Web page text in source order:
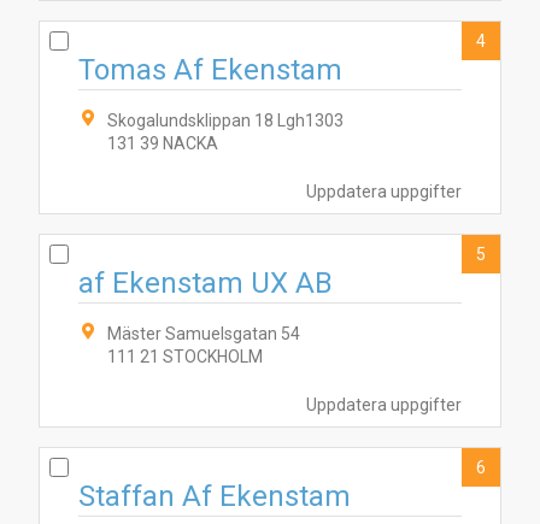
Uppdatera uppgifter
Tomas Af Ekenstam
Skogalundsklippan 18 Lgh1303
131 39 NACKA
4
Uppdatera uppgifter
af Ekenstam UX AB
Mäster Samuelsgatan 54
111 21 STOCKHOLM
5
Staffan Af Ekenstam
6